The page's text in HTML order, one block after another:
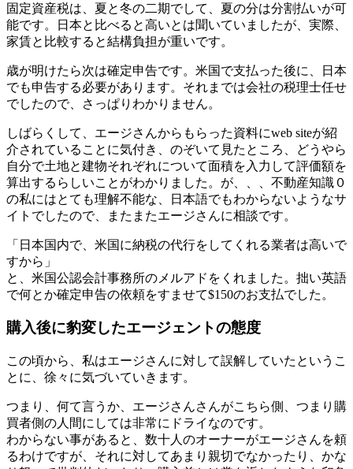
固定資産税は、夏と冬の二期でして、夏の分は分割払いが可
能です。日本と比べると高いとは聞いていましたが、実際、
家賃と比較すると結構負担が重いです。
歳が明けたら次は確定申告です。米国で支払った後に、日本
でも申告する必要があります。それまでは会社の税理士任せ
でしたので、さっぱりわかりません。
しばらくして、エージさんからもらった資料にweb siteが紹
介されていることに気付き、のぞいて見たところ、どうやら
自分で土地と建物それぞれについて面積を入力して評価額を
算出するらしいことがわかりました。が、、、不動産知識０
の私にはとても理解不能な、日本語でもわからないようなサ
イトでしたので、またまたエージさんに相談です。
「日本国内で、米国に納税の代行をしてくれる業者は高いで
すから」
と、米国公認会計事務所のメルアドをくれました。拙い英語
で何とか確定申告の依頼をすませて$150のお支払でした。
購入後に豹変したエージェントの態度
この頃から、私はエージさんに対して誤解していたというこ
とに、徐々に気づいていきます。
つまり、何て言うか、エージさんさんがこちら側、つまり購
買者側の人間にしては非常にドライなのです。
わからない事があると、数十人のオーナーがエージさんを頼
るわけですが、それに対してあまり親切でなかったり、かな